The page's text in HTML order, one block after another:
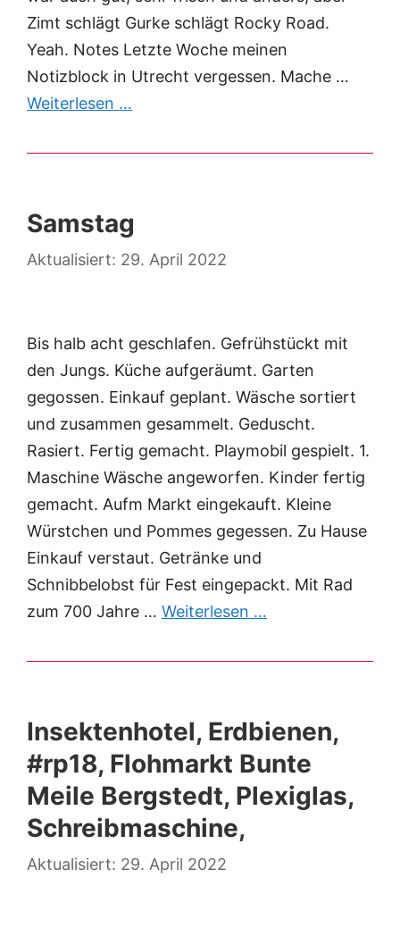
Zimt schlägt Gurke schlägt Rocky Road.
Yeah. Notes Letzte Woche meinen
Notizblock in Utrecht vergessen. Mache …
Weiterlesen …
Samstag
29. April 2022
Bis halb acht geschlafen. Gefrühstückt mit
den Jungs. Küche aufgeräumt. Garten
gegossen. Einkauf geplant. Wäsche sortiert
und zusammen gesammelt. Geduscht.
Rasiert. Fertig gemacht. Playmobil gespielt. 1.
Maschine Wäsche angeworfen. Kinder fertig
gemacht. Aufm Markt eingekauft. Kleine
Würstchen und Pommes gegessen. Zu Hause
Einkauf verstaut. Getränke und
Schnibbelobst für Fest eingepackt. Mit Rad
zum 700 Jahre … Weiterlesen …
Insektenhotel, Erdbienen,
#rp18, Flohmarkt Bunte
Meile Bergstedt, Plexiglas,
Schreibmaschine,
29. April 2022